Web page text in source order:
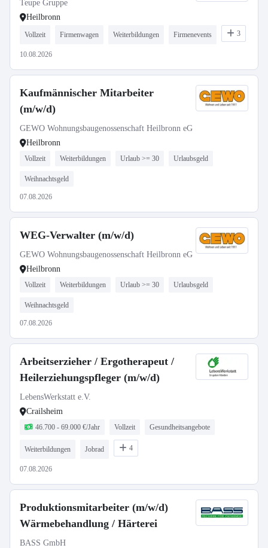
Teupe Gruppe
Heilbronn
Vollzeit Firmenwagen Weiterbildungen Firmenevents 3
10.08.2026
Kaufmännischer Mitarbeiter
(m/w/d)
GEWO Wohnungsbaugenossenschaft Heilbronn eG
Heilbronn
Vollzeit Weiterbildungen Urlaub >= 30 Urlaubsgeld
Weihnachtsgeld
07.08.2026
WEG-Verwalter (m/w/d)
GEWO Wohnungsbaugenossenschaft Heilbronn eG
Heilbronn
Vollzeit Weiterbildungen Urlaub >= 30 Urlaubsgeld
Weihnachtsgeld
07.08.2026
Arbeitserzieher / Ergotherapeut /
Heilerziehungspfleger (m/w/d)
LebensWerkstatt e.V.
Crailsheim
46.700 - 69.000 €/Jahr Vollzeit Gesundheitsangebote
Weiterbildungen Jobrad 4
07.08.2026
Produktionsmitarbeiter (m/w/d)
Wärmebehandlung / Härterei
BASS GmbH